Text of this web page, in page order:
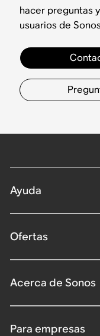
hacer preguntas
usuarios de
Ayuda
Ofertas
Acerca de Sonos
Para empresas